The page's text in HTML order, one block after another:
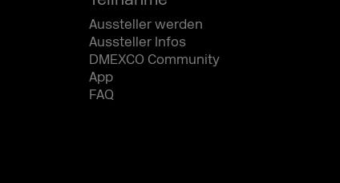
Aussteller werden
Aussteller Infos
DMEXCO Community
App
FAQ